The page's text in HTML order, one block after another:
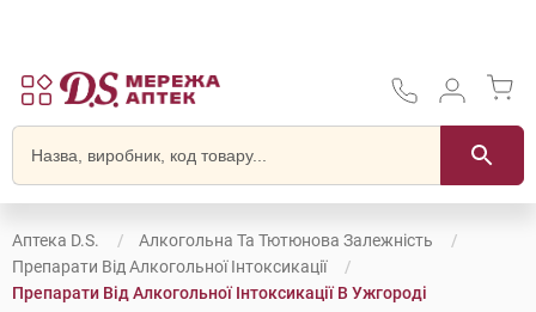
Аптека D.S.
Алкогольна Та Тютюнова Залежність
Препарати Від Алкогольної Інтоксикації
Препарати Від Алкогольної Інтоксикації В Ужгороді